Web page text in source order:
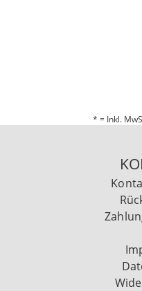
* = Inkl.